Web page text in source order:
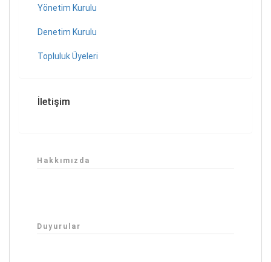
Yönetim Kurulu
Denetim Kurulu
Topluluk Üyeleri
İletişim
Hakkımızda
Duyurular